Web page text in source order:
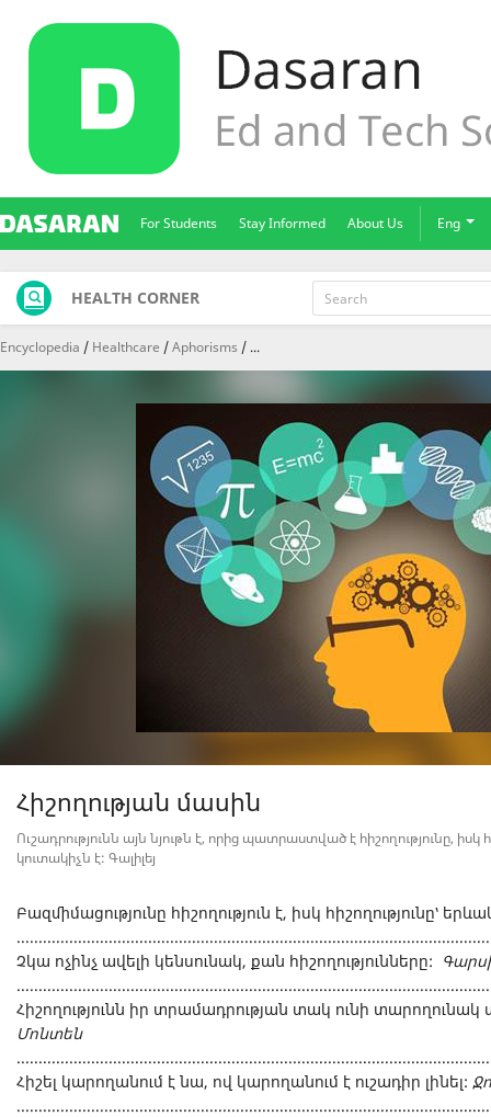
For Students Stay Informed About Us Eng
HEALTH CORNER
Encyclopedia Healthcare Aphorisms ...
Հիշողության մասին
Ուշադրությունն այն նյութն է, որից պատրաստված է հիշողությունը,
կուտակիչն է: Գալիլեյ
Բազմիմացությունը հիշողություն է, իսկ հիշողությունը՝
Չկա ոչինչ ավելի կենսունակ, քան հիշողությունները:
Հիշողությունն իր տրամադրության տակ ունի
Մոնտեն
Հիշել կարողանում է նա, ով կարողանում է ուշադիր լինել: